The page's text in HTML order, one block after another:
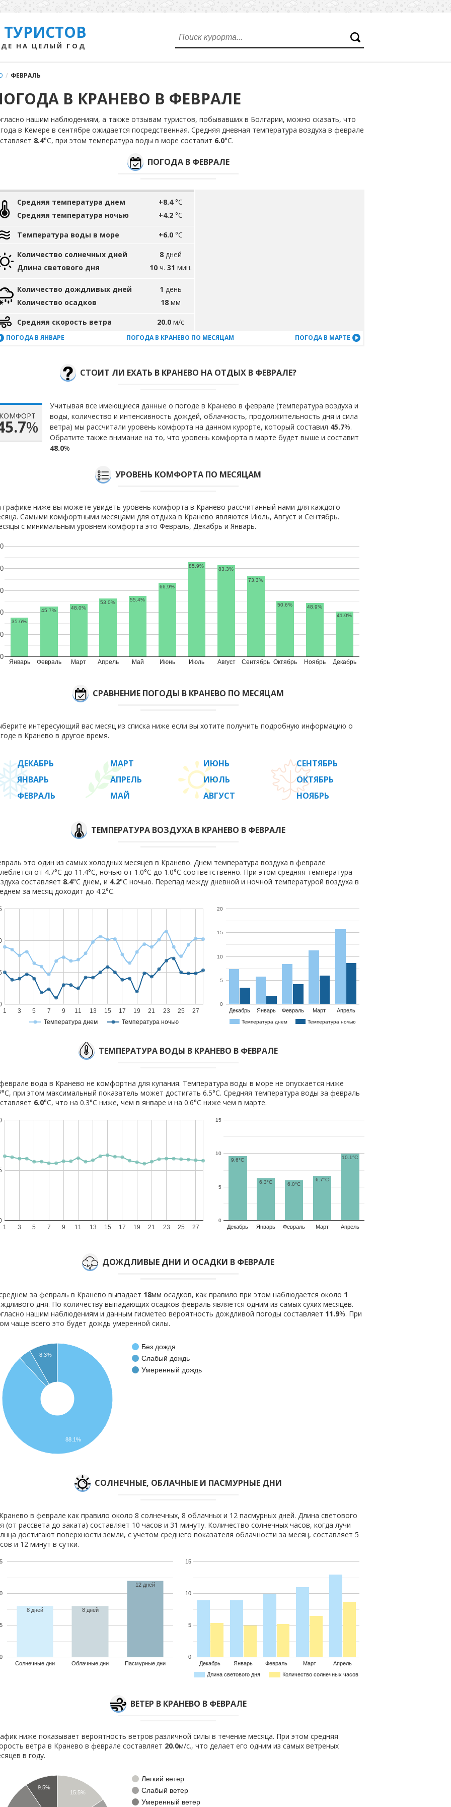
НА ЦЕЛЫЙ ГОД
/ ФЕВРАЛЬ
В КРАНЕВО В ФЕВРАЛЕ
нашим наблюдениям, а также отзывам туристов, побывавших в Болгарии, можно сказать, что
в Кемере в сентябре ожидается посредственная. Средняя дневная температура воздуха в феврале
8.4°С, при этом температура воды в море составит 6.0°С.
ПОГОДА В ФЕВРАЛЕ
Средняя температура днем
Средняя температура ночью
+8.4°C
+4.2 °C
Температура воды в море +6.0 °C
Количество солнечных дней
Длина светового дня
8 дней
10 ч. 31 мин.
Количество дождливых дней
Количество осадков
1 день
18 мм
Средняя скорость ветра 20.0 м/с
ПОГОДА В ЯНВАРЕ ПОГОДА В КРАНЕВО ПО МЕСЯЦАМ ПОГОДА В МАРТЕ
СТОИТ ЛИ ЕХАТЬ В КРАНЕВО НА ОТДЫХ В ФЕВРАЛЕ?
КОМФОРТ
%
Учитывая все имеющиеся данные о погоде в Кранево в феврале (температура воздуха и
воды, количество и интенсивность дождей, облачность, продолжительность дня и сила
ветра) мы рассчитали уровень комфорта на данном курорте, который составил 45.7%.
Обратите также внимание на то, что уровень комфорта в марте будет выше и составит
48.0%
УРОВЕНЬ КОМФОРТА ПО МЕСЯЦАМ
графике ниже вы можете увидеть уровень комфорта в Кранево рассчитанный нами для каждого
Самыми комфортными месяцами для отдыха в Кранево являются Июль, Август и Сентябрь.
с минимальным уровнем комфорта это Февраль, Декабрь и Январь.
Январь Февраль Март Апрель Май Июнь Июль Август Сентябрь Октябрь Ноябрь Декабрь
0
35.6%
45.7% 48.0%
53.0% 55.4%
66.9%
85.9%
83.3%
73.3%
50.6%
48.9%
41.0%
СРАВНЕНИЕ ПОГОДЫ В КРАНЕВО ПО МЕСЯЦАМ
интересующий вас месяц из списка ниже если вы хотите получить подробную информацию о
в Кранево в другое время.
ДЕКАБРЬ
ЯНВАРЬ
ФЕВРАЛЬ
МАРТ
АПРЕЛЬ
МАЙ
ИЮНЬ
ИЮЛЬ
АВГУСТ
СЕНТЯБРЬ
ОКТЯБРЬ
НОЯБРЬ
ТЕМПЕРАТУРА ВОЗДУХА В КРАНЕВО В ФЕВРАЛЕ
это один из самых холодных месяцев в Кранево. Днем температура воздуха в феврале
от 4.7°C до 11.4°C, ночью от 1.0°C до 1.0°C соответственно. При этом средняя температура
составляет 8.4°C днем, и 4.2°C ночью. Перепад между дневной и ночной температурой воздуха в
за месяц доходит до 4.2°С.
Температура днем Температура ночью
1 3 5 7 9 11 13 15 17 19 21 23 25 27
Температура днем Температура ночью
Декабрь Январь Февраль Март Апрель
0
5
10
15
20
ТЕМПЕРАТУРА ВОДЫ В КРАНЕВО В ФЕВРАЛЕ
вода в Кранево не комфортна для купания. Температура воды в море не опускается ниже
при этом максимальный показатель может достигать 6.5°C. Средняя температура воды за февраль
6.0°C, что на 0.3°C ниже, чем в январе и на 0.6°C ниже чем в марте.
1 3 5 7 9 11 13 15 17 19 21 23 25 27 Декабрь Январь Февраль Март Апрель
0
5
10
15
9.6°C
6.3°C 6.0°C
6.7°C
10.1°C
ДОЖДЛИВЫЕ ДНИ И ОСАДКИ В ФЕВРАЛЕ
за февраль в Кранево выпадает 18мм осадков, как правило при этом наблюдается около 1
дня. По количеству выпадающих осадков февраль является одним из самых сухих месяцев.
нашим наблюдениям и данным гисметео вероятность дождливой погоды составляет 11.9%. При
чаще всего это будет дождь умеренной силы.
Без дождя
Слабый дождь
Умеренный дождь
8.3%
88.1%
CОЛНЕЧНЫЕ, ОБЛАЧНЫЕ И ПАСМУРНЫЕ ДНИ
в феврале как правило около 8 солнечных, 8 облачных и 12 пасмурных дней. Длина светового
(от рассвета до заката) составляет 10 часов и 31 минуту. Количество солнечных часов, когда лучи
достигают поверхности земли, с учетом среднего показателя облачности за месяц, составляет 5
и 12 минут в сутки.
Солнечные дни Облачные дни Пасмурные дни
0
5
8 дней 8 дней
12 дней
Длина светового дня Количество солнечных часов
Декабрь Январь Февраль Март Апрель
0
5
10
15
ВЕТЕР В КРАНЕВО В ФЕВРАЛЕ
ниже показывает вероятность ветров различной силы в течение месяца. При этом средняя
ветра в Кранево в феврале составляет 20.0м/с., что делает его одним из самых ветреных
в году.
Легкий ветер
Слабый ветер
Умеренный ветер
15.5%
9.5%